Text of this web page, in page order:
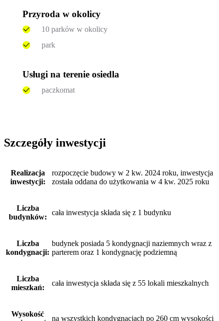
Przyroda w okolicy
10 parków w okolicy
park
Usługi na terenie osiedla
paczkomat
Szczegóły inwestycji
Realizacja
inwestycji:
rozpoczęcie budowy w 2 kw. 2024 roku, inwestycja
została oddana do użytkowania w 4 kw. 2025 roku
Liczba
budynków:
cała inwestycja składa się z 1 budynku
Liczba
kondygnacji:
budynek posiada 5 kondygnacji naziemnych wraz z
parterem oraz 1 kondygnację podziemną
Liczba
mieszkań:
cała inwestycja składa się z 55 lokali mieszkalnych
Wysokość
na wszystkich kondygnacjach po 260 cm wysokości